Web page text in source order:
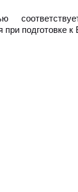
при подготовке